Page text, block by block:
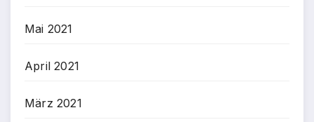
Mai 2021
April 2021
März 2021